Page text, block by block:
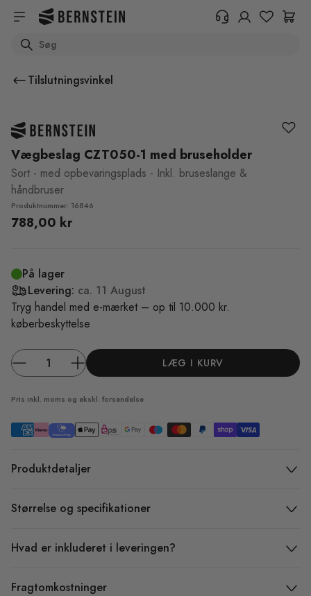
Skip to main content
Search
Tilslutningsvinkel
Vægbeslag CZT050-1 med bruseholder
Sort - med opbevaringsplads - Inkl. bruseslange &
håndbruser
Produktnummer: 16846
788,00 kr
På lager
Levering: ca. 11 August
Tryg handel med e-mærket – op til 10.000 kr.
køberbeskyttelse
LÆG I KURV
Pris inkl. moms og ekskl. forsendelse
Produktdetaljer
Størrelse og specifikationer
Hvad er inkluderet i leveringen?
Fragtomkostninger